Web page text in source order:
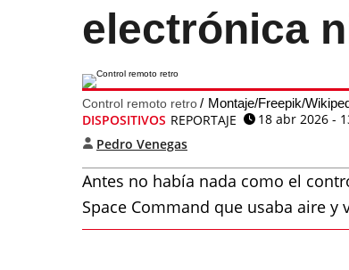
electrónica
Control remoto retro Montaje/Freepik/
DISPOSITIVOS REPORTAJE
18 abr 2026 -
Pedro Venegas
Antes no había nada como el
Space Command que usaba aire